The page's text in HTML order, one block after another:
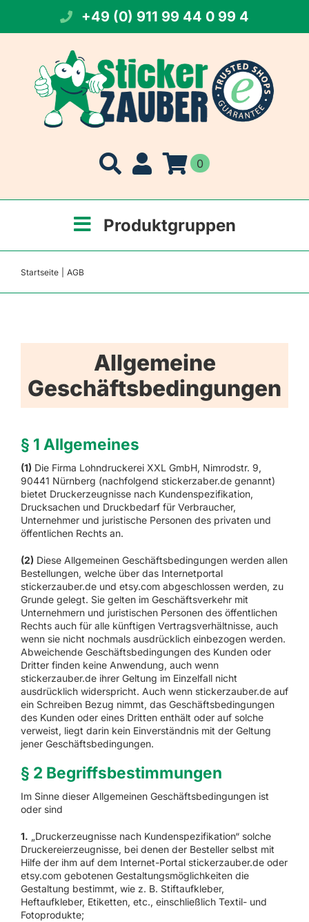
springen
+49 (0) 911 99 44 0 99 4
0
Produktgruppen
Startseite AGB
Allgemeine
Geschäftsbedingungen
§ 1 Allgemeines
(1) Die Firma Lohndruckerei XXL GmbH, Nimrodstr. 9,
90441 Nürnberg (nachfolgend stickerzaber.de genannt)
bietet Druckerzeugnisse nach Kundenspezifikation,
Drucksachen und Druckbedarf für Verbraucher,
Unternehmer und juristische Personen des privaten und
öffentlichen Rechts an.
(2) Diese Allgemeinen Geschäftsbedingungen werden allen
Bestellungen, welche über das Internetportal
stickerzauber.de und etsy.com abgeschlossen werden, zu
Grunde gelegt. Sie gelten im Geschäftsverkehr mit
Unternehmern und juristischen Personen des öffentlichen
Rechts auch für alle künftigen Vertragsverhältnisse, auch
wenn sie nicht nochmals ausdrücklich einbezogen werden.
Abweichende Geschäftsbedingungen des Kunden oder
Dritter finden keine Anwendung, auch wenn
stickerzauber.de ihrer Geltung im Einzelfall nicht
ausdrücklich widerspricht. Auch wenn stickerzauber.de auf
ein Schreiben Bezug nimmt, das Geschäftsbedingungen
des Kunden oder eines Dritten enthält oder auf solche
verweist, liegt darin kein Einverständnis mit der Geltung
jener Geschäftsbedingungen.
§ 2 Begriffsbestimmungen
Im Sinne dieser Allgemeinen Geschäftsbedingungen ist
oder sind
1. „Druckerzeugnisse nach Kundenspezifikation“ solche
Druckereierzeugnisse, bei denen der Besteller selbst mit
Hilfe der ihm auf dem Internet-Portal stickerzauber.de oder
etsy.com gebotenen Gestaltungsmöglichkeiten die
Gestaltung bestimmt, wie z. B. Stiftaufkleber,
Heftaufkleber, Etiketten, etc., einschließlich Textil- und
Fotoprodukte;